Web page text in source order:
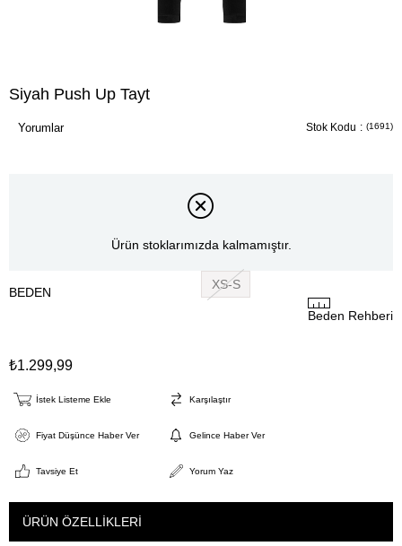
Siyah Push Up Tayt
Yorumlar Stok Kodu (1691)
Ürün stoklarımızda kalmamıştır.
BEDEN
XS-S
Beden Rehberi
₺1.299,99
İstek Listeme Ekle Karşılaştır
Fiyat Düşünce Haber Ver Gelince Haber Ver
Tavsiye Et Yorum Yaz
ÜRÜN ÖZELLIKLERI